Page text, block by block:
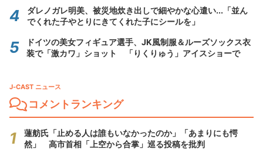
ダレノガレ明美、被災地炊き出しで細やかな心遣い...「並ん
でくれた子やとりにきてくれた子にシールを」
ドイツの美女フィギュア選手、JK風制服＆ルーズソックス衣
装で「激カワ」ショット 「りくりゅう」アイスショーで
J-CAST ニュース
コメントランキング
蓮舫氏「止める人は誰もいなかったのか」「あまりにも愕
然」 高市首相「上空から合掌」巡る投稿を批判